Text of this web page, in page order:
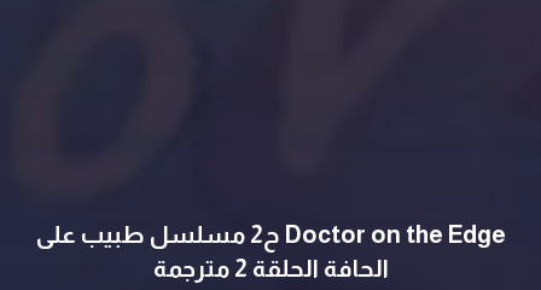
Doctor on the Edge ح2 مسلسل طبيب على
الحافة الحلقة 2 مترجمة